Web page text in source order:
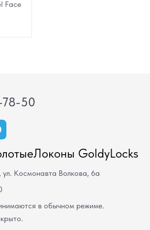
Face
78-50
GoldyLocks
Космонавта Волкова, 6а
в обычном режиме.